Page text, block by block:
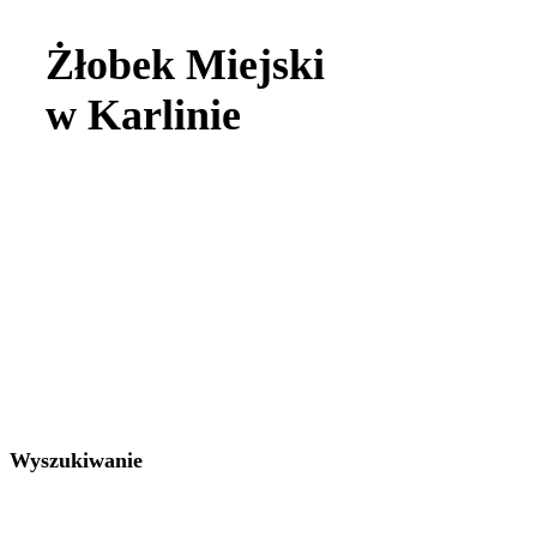
Żłobek Miejski
w Karlinie
Wyszukiwanie